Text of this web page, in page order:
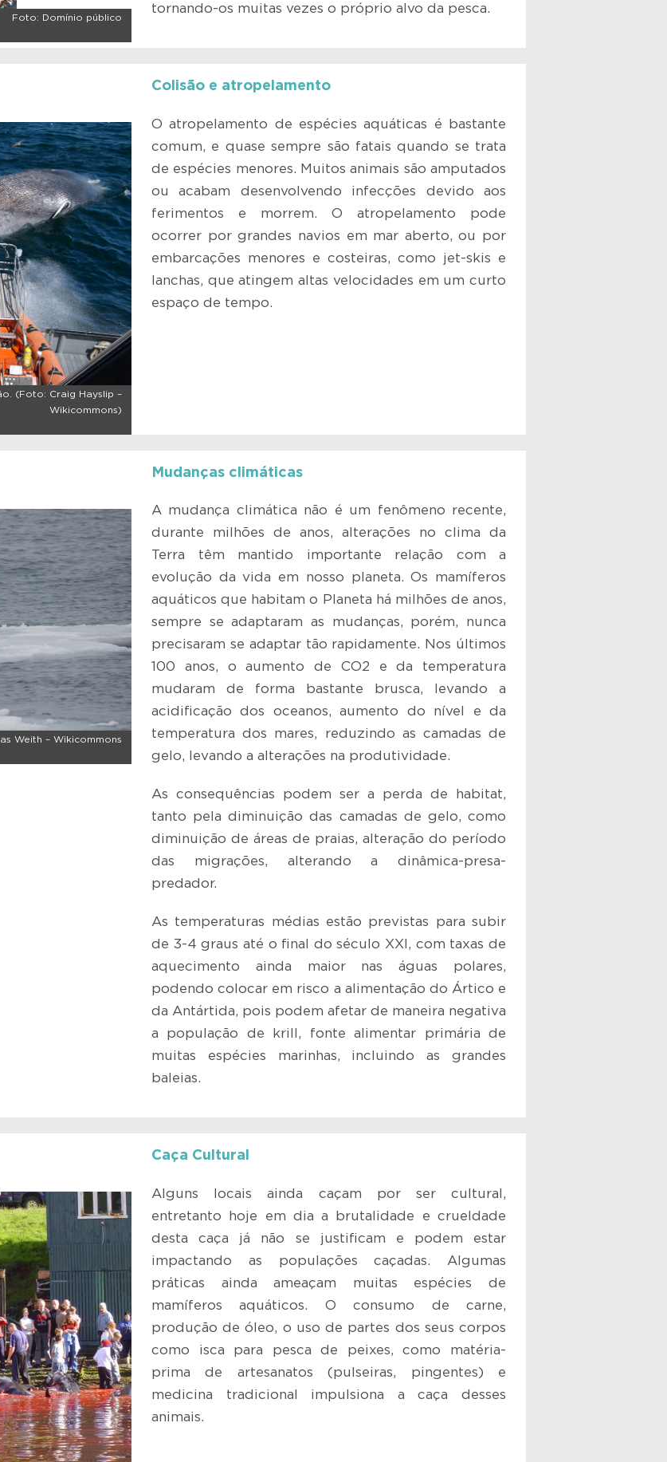
Foto: Domínio público
tornando-os muitas vezes o próprio alvo da pesca.
(Foto: Craig Hayslip –
Wikicommons)
Colisão e atropelamento
O atropelamento de espécies aquáticas é bastante
comum, e quase sempre são fatais quando se trata
de espécies menores. Muitos animais são amputados
ou acabam desenvolvendo infecções devido aos
ferimentos e morrem. O atropelamento pode
ocorrer por grandes navios em mar aberto, ou por
embarcações menores e costeiras, como jet-skis e
lanchas, que atingem altas velocidades em um curto
espaço de tempo.
Weith – Wikicommons
Mudanças climáticas
A mudança climática não é um fenômeno recente,
durante milhões de anos, alterações no clima da
Terra têm mantido importante relação com a
evolução da vida em nosso planeta. Os mamíferos
aquáticos que habitam o Planeta há milhões de anos,
sempre se adaptaram as mudanças, porém, nunca
precisaram se adaptar tão rapidamente. Nos últimos
100 anos, o aumento de CO2 e da temperatura
mudaram de forma bastante brusca, levando a
acidificação dos oceanos, aumento do nível e da
temperatura dos mares, reduzindo as camadas de
gelo, levando a alterações na produtividade.
As consequências podem ser a perda de habitat,
tanto pela diminuição das camadas de gelo, como
diminuição de áreas de praias, alteração do período
das migrações, alterando a dinâmica-presa-
predador.
As temperaturas médias estão previstas para subir
de 3-4 graus até o final do século XXI, com taxas de
aquecimento ainda maior nas águas polares,
podendo colocar em risco a alimentação do Ártico e
da Antártida, pois podem afetar de maneira negativa
a população de krill, fonte alimentar primária de
muitas espécies marinhas, incluindo as grandes
baleias.
Caça Cultural
Alguns locais ainda caçam por ser cultural,
entretanto hoje em dia a brutalidade e crueldade
desta caça já não se justificam e podem estar
impactando as populações caçadas. Algumas
práticas ainda ameaçam muitas espécies de
mamíferos aquáticos. O consumo de carne,
produção de óleo, o uso de partes dos seus corpos
como isca para pesca de peixes, como matéria-
prima de artesanatos (pulseiras, pingentes) e
medicina tradicional impulsiona a caça desses
animais.